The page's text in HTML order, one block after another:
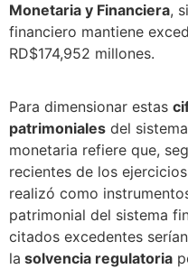
Monetaria y Financiera,
financiero mantiene
RD$174,952 millones.
Para dimensionar estas
patrimoniales del
monetaria refiere que,
recientes de los
realizó como
patrimonial del sistema
citados excedentes
la solvencia regulatoria